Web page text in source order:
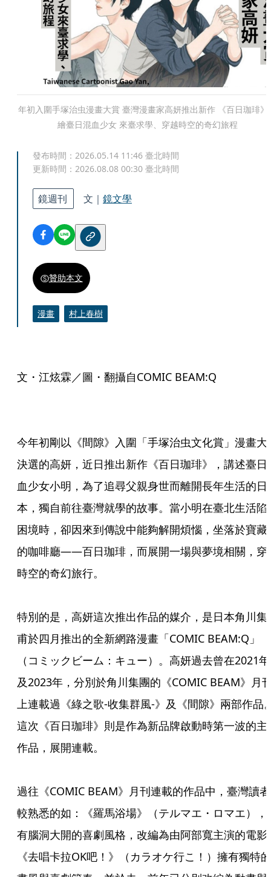
年初入圍手塚治虫漫畫大賞 臺灣漫畫家高妍推出新作 《百日珈琲》
繪臺日混血少女 來臺求學、穿越時空的奇幻旅程
發布時間： 2026.05.14 11:46 臺北時間
更新時間： 2026.08.08 00:30 臺北時間
鏡週刊 文｜ 鏡文學
贊助本文
漫畫 村上春樹
文・江炫霖／圖・翻攝自COMIC BEAM:Q
今年初剛以《間隙》入圍「手塚治虫文化賞」漫畫大
決選的高妍，近日推出新作《百日珈琲》，講述臺日
血少女小明，為了追尋父親身世而離開長年生活的日
本，獨自前往臺灣就學的故事。當小明在臺北生活陷
困境時，卻因來到傳說中能夠解開煩惱，坐落於寶藏
的咖啡廳——百日珈琲，而展開一場與夢境相關，穿
時空的奇幻旅行。
特別的是，高妍這次推出作品的媒介，是日本角川集
甫於四月推出的全新網路漫畫「COMIC BEAM:Q」
（コミックビーム：キュー）。高妍過去曾在2021年
及2023年，分別於角川集團的《COMIC BEAM》月
上連載過《綠之歌-收集群風-》及《間隙》兩部作品
這次《百日珈琲》則是作為新品牌啟動時第一波的主
作品，展開連載。
過往《COMIC BEAM》月刊連載的作品中，臺灣讀者
較熟悉的如：《羅馬浴場》（テルマエ・ロマエ），
有腦洞大開的喜劇風格，改編為由阿部寬主演的電影
《去唱卡拉OK吧！》（カラオケ行こ！）擁有獨特的